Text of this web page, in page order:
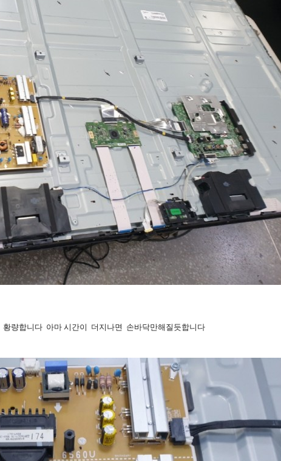
량합니다 아마 시간이 더지나면 손바닥만해질듯합니다